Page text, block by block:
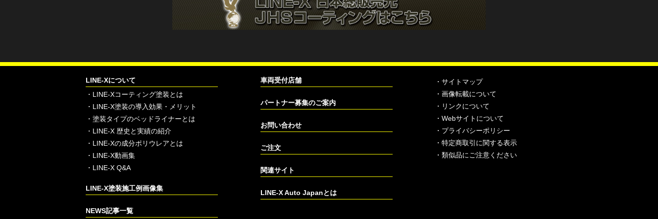
LINE-Xについて
・ LINE-Xコーティング塗装とは
・ LINE-X塗装の導入効果・メリット
・塗装タイプのベッドライナーとは
・ LINE-X 歴史と実績の紹介
・ LINE-Xの成分ポリウレアとは
・ LINE-X動画集
・ LINE-X Q&A
LINE-X塗装施工例画像集
NEWS記事一覧
車両受付店舗
パートナー募集のご案内
お問い合わせ
ご注文
関連サイト
LINE-X Auto Japanとは
・ サイトマップ
・ 画像転載について
・ リンクについて
・ Webサイトについて
・ プライバシーポリシー
・ 特定商取引に関する表示
・ 類似品にご注意ください